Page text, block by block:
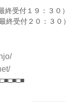
受付１９：３０）
付２０：３０）